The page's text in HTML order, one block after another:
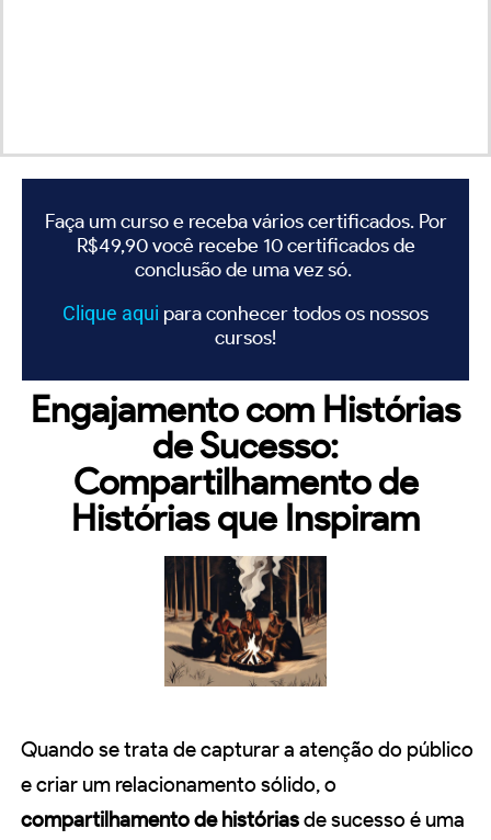
Faça um curso e receba vários certificados. Por
R$49,90 você recebe 10 certificados de
conclusão de uma vez só.
Clique aqui para conhecer todos os nossos
cursos!
Engajamento com Histórias
de Sucesso:
Compartilhamento de
Histórias que Inspiram
Quando se trata de capturar a atenção do público
e criar um relacionamento sólido, o
compartilhamento de históriasde sucesso é uma